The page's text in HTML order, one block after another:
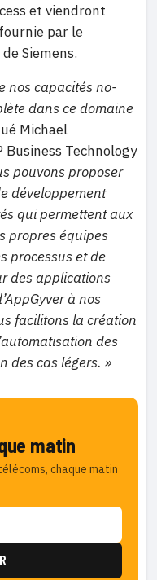
et viendront
par le
Siemens.
nos capacités no-
dans ce domaine
Michael
Technology
pouvons proposer
développement
qui permettent aux
propres équipes
processus et de
des applications
à nos
facilitons la création
des
des cas légers. »
matin
chaque matin